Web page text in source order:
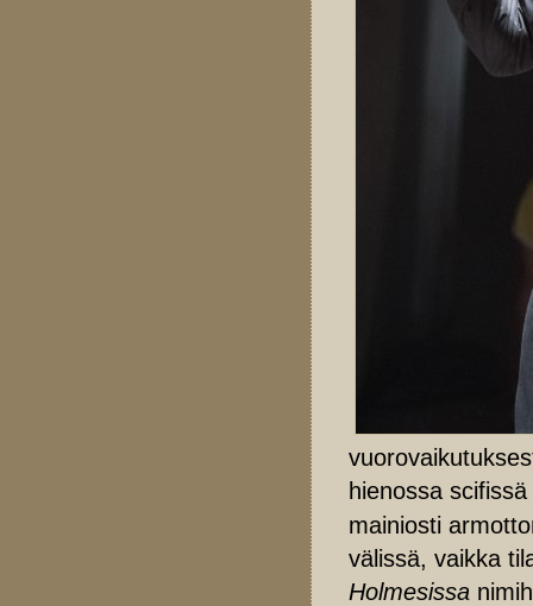
hienossa scifissä
mainiosti
välissä, vaikka
Holmesissa